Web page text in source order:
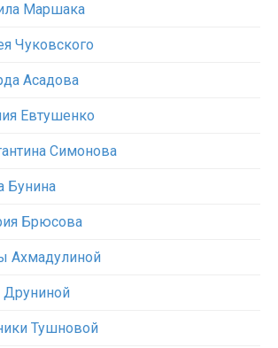
Маршака
Чуковского
Асадова
Евтушенко
Симонова
Бунина
Брюсова
Ахмадулиной
Тушновой